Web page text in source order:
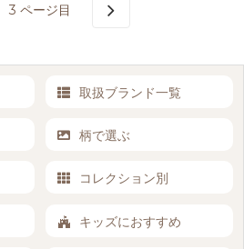
3 ページ目
取扱ブランド一覧
柄で選ぶ
コレクション別
キッズにおすすめ